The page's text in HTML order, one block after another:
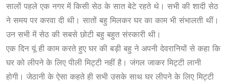
सालों पहले एक नगर में किसी सेठ के सात बेटे रहते थे। सभी की शादी सेठ
ने समय पर करवा दी थी। सातों बहु मिलकर घर का काम भी संभालती थीं।
उन सभी में सेठ की सबसे छोटी बहु बहुत संस्कारी थी।
एक दिन यूं ही काम करते हुए घर की बड़ी बहु ने अपनी देवरानियों से कहा कि
घर को लीपने के लिए पीली मिट्टी नहीं है। जंगल जाकर मिट्टी लानी
होगी। जेठानी के ऐसा कहते ही सभी उसके साथ घर लीपने के लिए मिट्टी